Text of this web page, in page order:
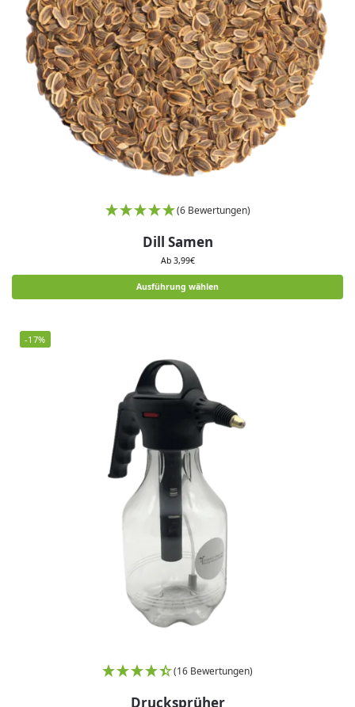
(6 Bewertungen)
Dill Samen
Ab 3,99€
Ausführung wählen
-17%
(16 Bewertungen)
Drucksprüher